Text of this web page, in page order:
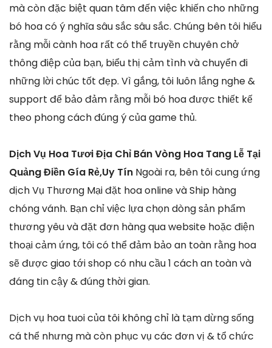
mà còn đặc biệt quan tâm đến việc khiến cho những
bó hoa có ý nghĩa sâu sắc sâu sắc. Chúng bên tôi hiểu
rằng mỗi cành hoa rất có thể truyền chuyên chở
thông điệp của bạn, biểu thị cảm tình và chuyển đi
những lời chúc tốt đẹp. Vì gắng, tôi luôn lắng nghe &
support để bảo đảm rằng mỗi bó hoa được thiết kế
theo phong cách đúng ý của game thủ.
Dịch Vụ Hoa Tươi Địa Chỉ Bán Vòng Hoa Tang Lễ Tại
Quảng Điền Gía Rẻ,Uy Tín Ngoài ra, bên tôi cung ứng
dịch Vụ Thương Mại đặt hoa online và Ship hàng
chóng vánh. Bạn chỉ việc lựa chọn dòng sản phẩm
thương yêu và đặt đơn hàng qua website hoặc điện
thoại cảm ứng, tôi có thể đảm bảo an toàn rằng hoa
sẽ được giao tới shop có nhu cầu 1 cách an toàn và
đáng tin cậy & đúng thời gian.
Dịch vụ hoa tuoi của tôi không chỉ là tạm dừng sống
cá thể nhưng mà còn phục vụ các đơn vị & tổ chức